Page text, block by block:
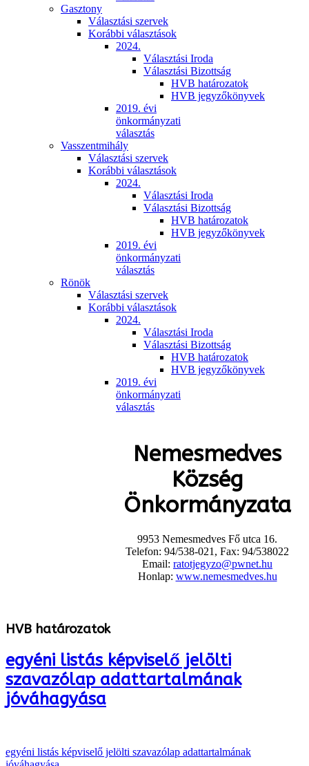
Gasztony
Választási szervek
Korábbi választások
2024.
Választási Iroda
Választási Bizottság
HVB határozatok
HVB jegyzőkönyvek
2019. évi
önkormányzati
választás
Vasszentmihály
Választási szervek
Korábbi választások
2024.
Választási Iroda
Választási Bizottság
HVB határozatok
HVB jegyzőkönyvek
2019. évi
önkormányzati
választás
Rönök
Választási szervek
Korábbi választások
2024.
Választási Iroda
Választási Bizottság
HVB határozatok
HVB jegyzőkönyvek
2019. évi
önkormányzati
választás
Nemesmedves
Község
Önkormányzata
9953 Nemesmedves Fő utca 16.
Telefon: 94/538-021, Fax: 94/538022
Email: ratotjegyzo@pwnet.hu
Honlap: www.nemesmedves.hu
HVB határozatok
egyéni listás képviselő jelölti
szavazólap adattartalmának
jóváhagyása
egyéni listás képviselő jelölti szavazólap adattartalmának